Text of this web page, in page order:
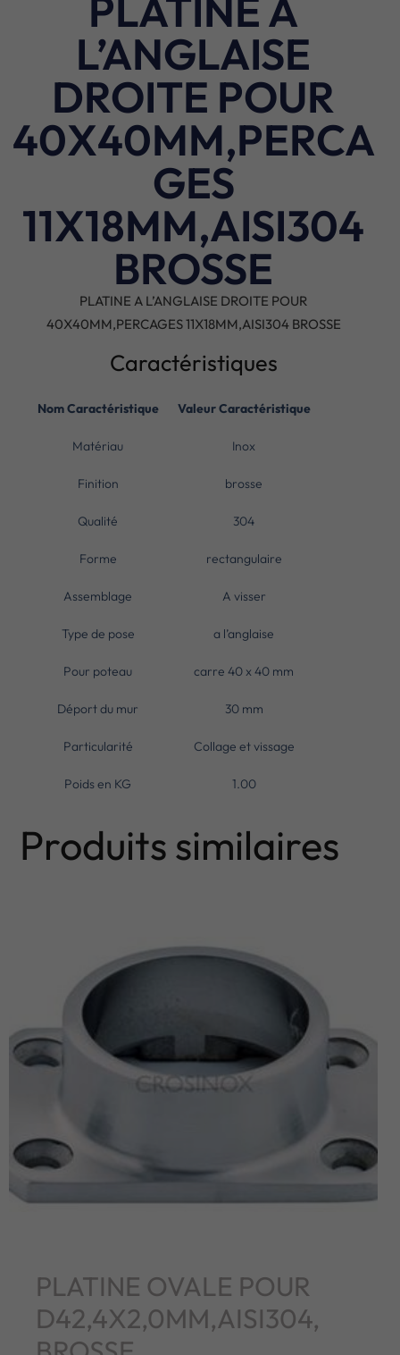
L’ANGLAISE
DROITE POUR
40X40MM,PERCA
GES
11X18MM,AISI304
BROSSE
PLATINE A L’ANGLAISE DROITE POUR
40X40MM,PERCAGES 11X18MM,AISI304 BROSSE
Caractéristiques
Nom Caractéristique Valeur Caractéristique
Matériau Inox
Finition brosse
Qualité 304
Forme rectangulaire
Assemblage A visser
Type de pose a l’anglaise
Pour poteau carre 40 x 40 mm
Déport du mur 30 mm
Particularité Collage et vissage
Poids en KG 1.00
Produits similaires
PLATINE OVALE POUR
D42,4X2,0MM,AISI304,